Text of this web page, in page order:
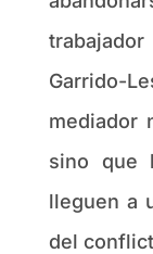
Garrido-
mediador
sino que
lleguen a
del